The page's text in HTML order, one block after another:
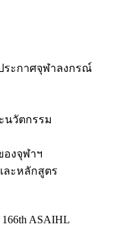
ระกาศจุฬาลงกรณ์
นวัตกรรม
งจุฬาฯ
ละหลักสูตร
166th ASAIHL